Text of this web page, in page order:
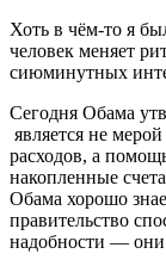
Хоть в чём-то я
человек меняет
сиюминутных
Сегодня Обама
является не
расходов, а
накопленные
Обама хорошо
правительство
надобности — они